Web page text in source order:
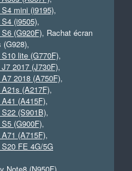
mini (i9195),
(i9505),
(G920F), Rachat écran
lite (G770F),
2017 (J730F),
2018 (A750F),
(A217F),
(A415F),
(S901B),
(G900F),
(A715F),
FE 4G/5G